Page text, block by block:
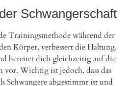
Schwangerschaft
Trainingsmethode während der
Körper, verbessert die Haltung,
bereitet dich gleichzeitig auf die
Wichtig ist jedoch, dass das
Schwangere abgestimmt ist und